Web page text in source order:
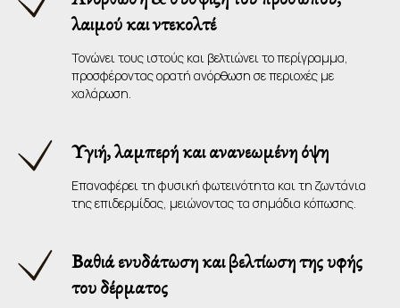
λαιμού και ντεκολτέ
Τονώνει τους ιστούς και βελτιώνει το περίγραμμα,
προσφέροντας ορατή ανόρθωση σε περιοχές με
χαλάρωση.
Υγιή, λαμπερή και ανανεωμένη όψη
Επαναφέρει τη φυσική φωτεινότητα και τη ζωντάνια
της επιδερμίδας, μειώνοντας τα σημάδια κόπωσης.
Βαθιά ενυδάτωση και βελτίωση της υφής
του δέρματος